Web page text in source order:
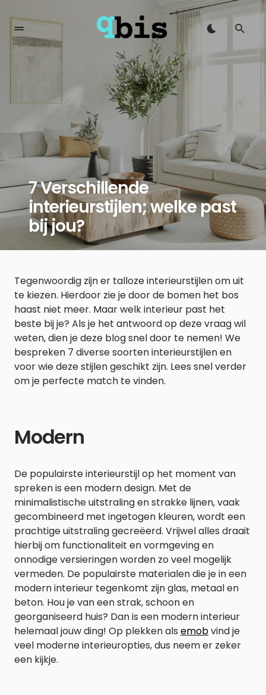
7 Verschillende
interieurstijlen; welke past
bij jou?
Tegenwoordig zijn er talloze interieurstijlen om uit
te kiezen. Hierdoor zie je door de bomen het bos
haast niet meer. Maar welk interieur past het
beste bij je? Als je het antwoord op deze vraag wil
weten, dien je deze blog snel door te nemen! We
bespreken 7 diverse soorten interieurstijlen en
voor wie deze stijlen geschikt zijn. Lees snel verder
om je perfecte match te vinden.
Modern
De populairste interieurstijl op het moment van
spreken is een modern design. Met de
minimalistische uitstraling en strakke lijnen, vaak
gecombineerd met ingetogen kleuren, wordt een
prachtige uitstraling gecreëerd. Vrijwel alles draait
hierbij om functionaliteit en vormgeving en
onnodige versieringen worden zo veel mogelijk
vermeden. De populairste materialen die je in een
modern interieur tegenkomt zijn glas, metaal en
beton. Hou je van een strak, schoon en
georganiseerd huis? Dan is een modern interieur
helemaal jouw ding! Op plekken als emobvind je
veel moderne interieuropties, dus neem er zeker
een kijkje.